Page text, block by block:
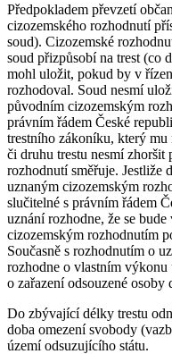
Předpokladem převzetí
cizozemského rozhodnutí
soud). Cizozemské
soud přizpůsobí na trest (co
mohl uložit, pokud by v
rozhodoval. Soud nesmí
původním cizozemským
právním řádem České
trestního zákoníku, který
či druhu trestu nesmí zhoršit
rozhodnutí směřuje. Jestliže
uznaným cizozemským
slučitelné s právním řádem
uznání rozhodne, že se
cizozemským rozhodnutím
Současně s rozhodnutím o
rozhodne o vlastním výkonu
o zařazení odsouzené
Do zbývající délky trestu
doba omezení svobody
území odsuzujícího státu.